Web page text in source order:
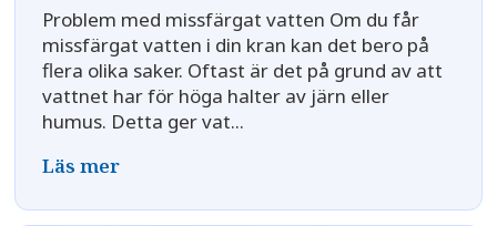
Problem med missfärgat vatten Om du får
missfärgat vatten i din kran kan det bero på
flera olika saker. Oftast är det på grund av att
vattnet har för höga halter av järn eller
humus. Detta ger vat...
Läs mer